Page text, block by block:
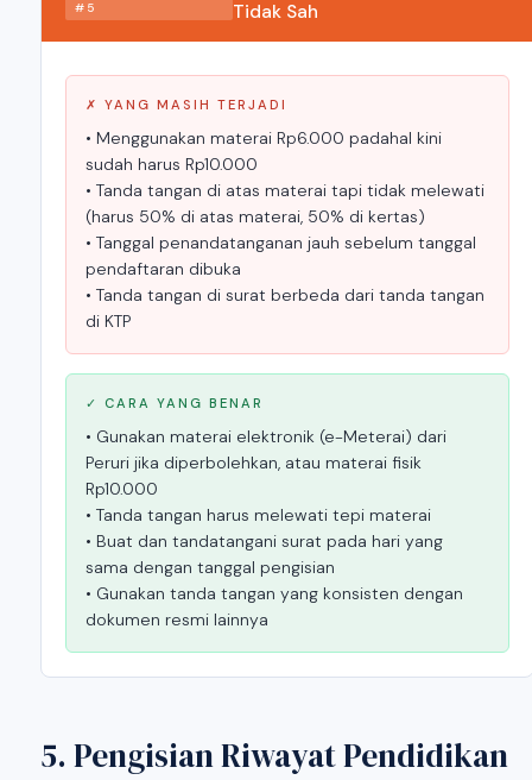
#5
Tidak Sah
✗ YANG MASIH TERJADI
• Menggunakan materai Rp6.000 padahal kini
sudah harus Rp10.000
• Tanda tangan di atas materai tapi tidak melewati
(harus 50% di atas materai, 50% di kertas)
• Tanggal penandatanganan jauh sebelum tanggal
pendaftaran dibuka
• Tanda tangan di surat berbeda dari tanda tangan
di KTP
✓ CARA YANG BENAR
• Gunakan materai elektronik (e-Meterai) dari
Peruri jika diperbolehkan, atau materai fisik
Rp10.000
• Tanda tangan harus melewati tepi materai
• Buat dan tandatangani surat pada hari yang
sama dengan tanggal pengisian
• Gunakan tanda tangan yang konsisten dengan
dokumen resmi lainnya
5. Pengisian Riwayat Pendidikan